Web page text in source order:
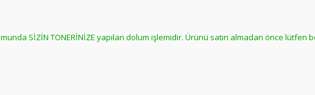
SİZİN TONERİNİZE yapılan dolum işlemidir. Ürünü satın almadan önce lütfen